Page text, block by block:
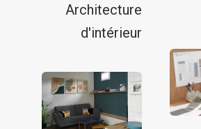
Architecture
d'intérieur